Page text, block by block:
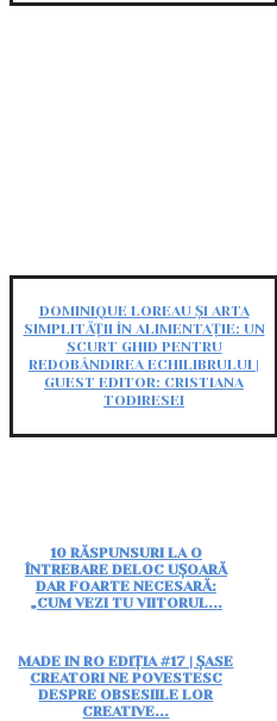
DOMINIQUE LOREAU ȘI ARTA
SIMPLITĂȚII ÎN ALIMENTAȚIE: UN
SCURT GHID PENTRU
REDOBÂNDIREA ECHILIBRULUI |
GUEST EDITOR: CRISTIANA
TODIRESEI
10 RĂSPUNSURI LA O
ÎNTREBARE DELOC UȘOARĂ
DAR FOARTE NECESARĂ:
„CUM VEZI TU VIITORUL...
MADE IN RO EDIȚIA #17 | ȘASE
CREATORI NE POVESTESC
DESPRE OBSESIILE LOR
CREATIVE...